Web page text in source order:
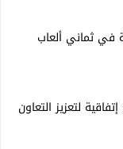
في ثماني ألعاب
لتعزيز التعاون